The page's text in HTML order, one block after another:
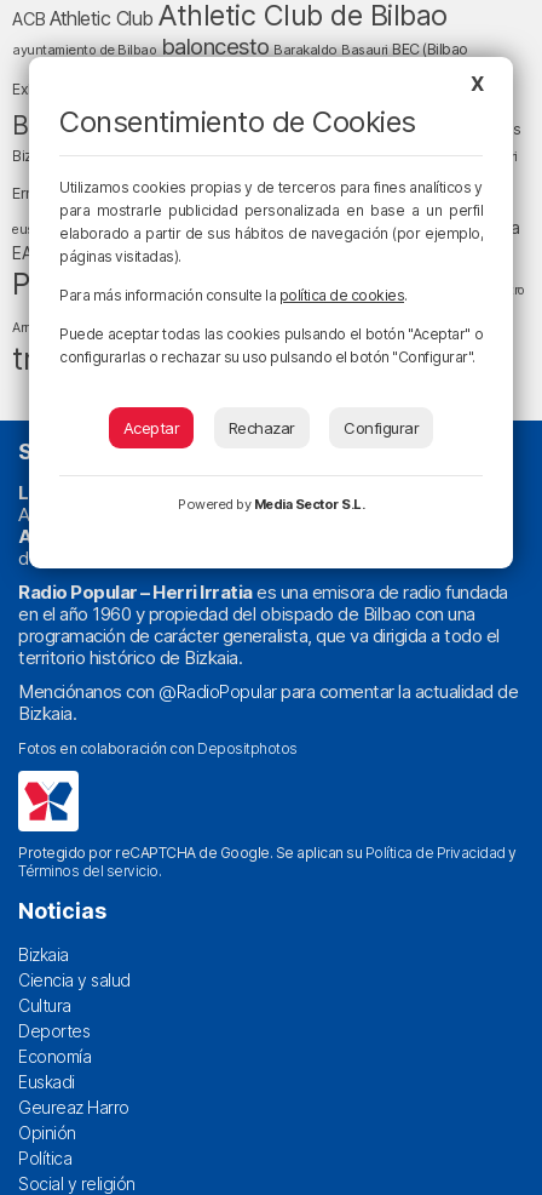
ACB Athletic Club Athletic Club de Bilbao
ayuntamiento de Bilbao baloncesto Barakaldo Basauri BEC (Bilbao
Exhibition Center) Bizkaia
Bizkaia y sus comarcas Copa del Rey cultura
Cáritas
Bizkaia
Deusto Diócesis de Bilbao Egunon Bizkaia el tiempo Enkarterri
Ernesto Valverde Ertzaintza Euskadi (País Vasco)
euskera fiestas fútbol Gobierno vasco juanma jubera LaLiga LaLiga
EA Sports Liga Endesa
Política religión San Mamés sociedad sucesos Teatro
Arriaga tiempo tiempo atmosférico
tráfico
tráfico en Bizkaia
SOBRE NOSOTROS
La radio sin cadenas
Actualidad y
podcastdeBilbaoyBizkaia, los partidos del
Athletic
deportes, sociedad, cultura, política, religión y obra social.
Radio Popular – Herri Irratiaes una emisora de radio fundada
en el año 1960 y propiedad del obispado de Bilbao con una
programación de carácter generalista, que va dirigida a todo el
territorio histórico de Bizkaia.
Menciónanos con @RadioPopularpara comentar la actualidad de
Bizkaia.
Fotos en colaboración con Depositphotos
Protegido por reCAPTCHA de Google. Se aplican su Política de Privacidad y
Términos del servicio.
Noticias
Bizkaia
Ciencia y salud
Cultura
Deportes
Economía
Euskadi
Geureaz Harro
Opinión
Política
Social y religión
X
Consentimiento de Cookies
Utilizamos cookies propias y de terceros para fines analíticos y
para mostrarle publicidad personalizada en base a un perfil
elaborado a partir de sus hábitos de navegación (por ejemplo,
páginas visitadas).
Para más información consulte la política de cookies.
Puede aceptar todas las cookies pulsando el botón "Aceptar" o
configurarlas o rechazar su uso pulsando el botón "Configurar".
Aceptar Rechazar Configurar
Powered by Media Sector S.L.